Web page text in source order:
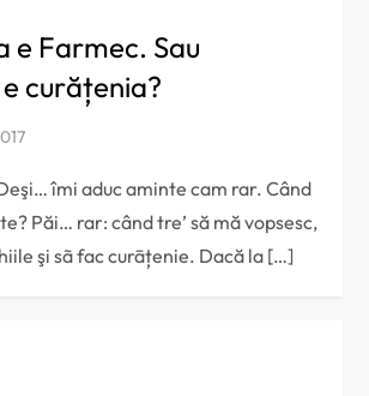
e Farmec. Sau
curățenia?
îmi aduc aminte cam rar. Când
Păi… rar: când tre’ să mă vopsesc,
şi sã fac curāțenie. Dacă la […]